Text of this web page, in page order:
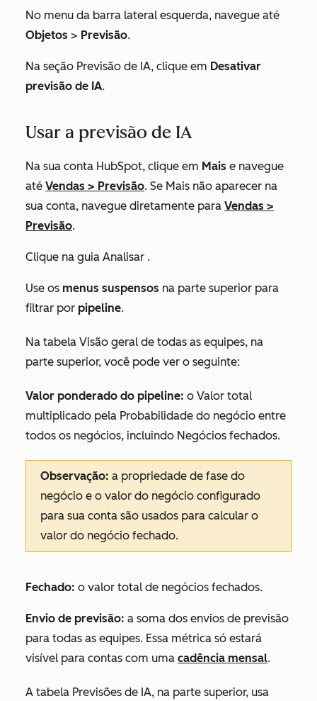
No menu da barra lateral esquerda, navegue até
Objetos > Previsão.
Na seção Previsão de IA, clique em Desativar
previsão de IA.
Usar a previsão de IA
Na sua conta HubSpot, clique em Mais e navegue
até Vendas > Previsão. Se Mais não aparecer na
sua conta, navegue diretamente para Vendas >
Previsão.
Clique na guia Analisar .
Use os menus suspensos na parte superior para
filtrar por pipeline.
Na tabela Visão geral de todas as equipes, na
parte superior, você pode ver o seguinte:
Valor ponderado do pipeline: o Valor total
multiplicado pela Probabilidade do negócio entre
todos os negócios, incluindo Negócios fechados.
Observação: a propriedade de fase do
negócio e o valor do negócio configurado
para sua conta são usados para calcular o
valor do negócio fechado.
Fechado: o valor total de negócios fechados.
Envio de previsão: a soma dos envios de previsão
para todas as equipes. Essa métrica só estará
visível para contas com uma cadência mensal.
A tabela Previsões de IA, na parte superior, usa